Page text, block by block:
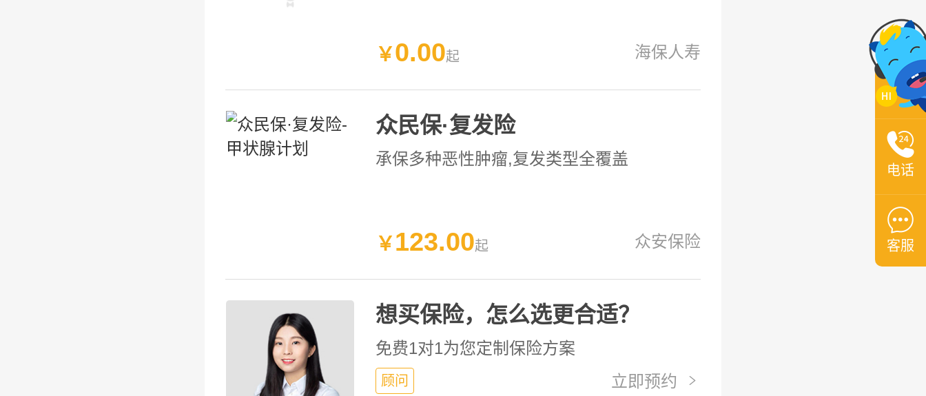
￥0.00起 海保人寿
众民保·复发险
承保多种恶性肿瘤,复发类型全覆盖
￥123.00起 众安保险
想买保险，怎么选更合适？
免费1对1为您定制保险方案
顾问 立即预约 

电话

客服